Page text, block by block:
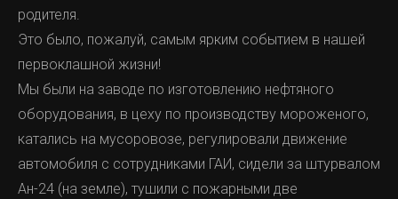
родителя.
Это было, пожалуй, самым ярким событием в нашей
первоклашной жизни!
Мы были на заводе по изготовлению нефтяного
оборудования, в цеху по производству мороженого,
катались на мусоровозе, регулировали движение
автомобиля с сотрудниками ГАИ, сидели за штурвалом
Ан-24 (на земле), тушили с пожарными две